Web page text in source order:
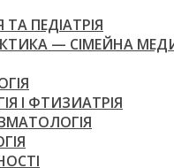
ПЕДІАТРІЯ
— СІМЕЙНА
І ФТИЗИАТРІЯ